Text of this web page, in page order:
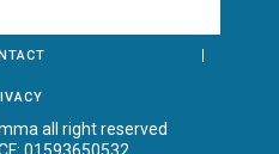
all right reserved